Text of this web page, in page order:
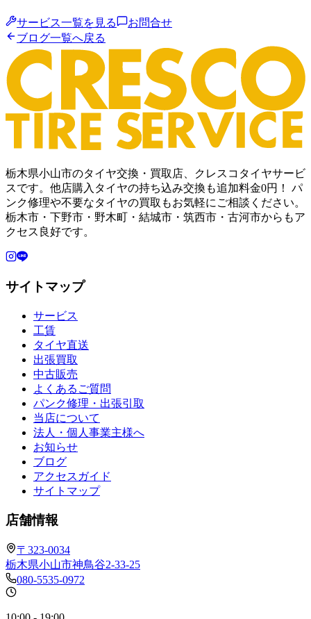
サービス一覧を見る
お問合せ
ブログ一覧へ戻る
栃木県小山市のタイヤ交換・買取店、クレスコタイヤサービ
スです。他店購入タイヤの持ち込み交換も追加料金0円！ パ
ンク修理や不要なタイヤの買取もお気軽にご相談ください。
栃木市・下野市・野木町・結城市・筑西市・古河市からもア
クセス良好です。
サイトマップ
サービス
工賃
タイヤ直送
出張買取
中古販売
よくあるご質問
パンク修理・出張引取
当店について
法人・個人事業主様へ
お知らせ
ブログ
アクセスガイド
サイトマップ
店舗情報
〒323-0034
栃木県小山市神鳥谷2-33-25
080-5535-0972